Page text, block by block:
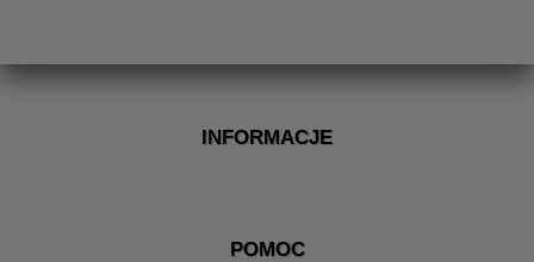
INFORMACJE
POMOC